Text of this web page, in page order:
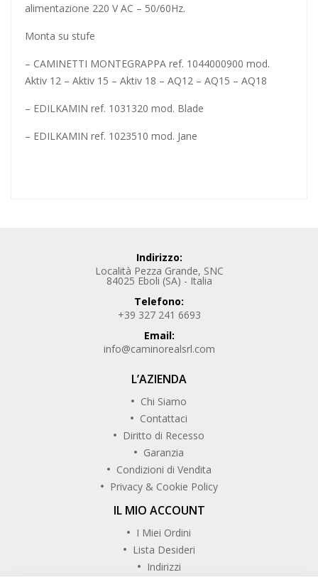
alimentazione 220 V AC – 50/60Hz.
Monta su stufe
– CAMINETTI MONTEGRAPPA ref. 1044000900 mod.
Aktiv 12 – Aktiv 15 – Aktiv 18 – AQ12 – AQ15 – AQ18
– EDILKAMIN ref. 1031320 mod. Blade
– EDILKAMIN ref. 1023510 mod. Jane
Indirizzo:
Località Pezza Grande, SNC
84025 Eboli (SA) - Italia
Telefono:
+39 327 241 6693
Email:
info@caminorealsrl.com
L’AZIENDA
Chi Siamo
Contattaci
Diritto di Recesso
Garanzia
Condizioni di Vendita
Privacy & Cookie Policy
IL MIO ACCOUNT
I Miei Ordini
Lista Desideri
Indirizzi